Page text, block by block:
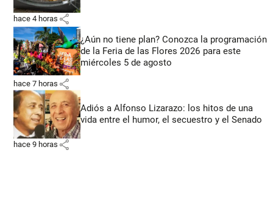
hace 4 horas share
¿Aún no tiene plan? Conozca la programación
de la Feria de las Flores 2026 para este
miércoles 5 de agosto
hace 7 horas share
Adiós a Alfonso Lizarazo: los hitos de una
vida entre el humor, el secuestro y el Senado
hace 9 horas share